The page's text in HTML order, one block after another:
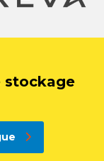
stockage